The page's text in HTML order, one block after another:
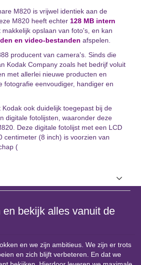
M820 is vrijwel identiek aan de
M820 heeft echter 128 MB intern
makkelijk opslaan van foto's, en kan
en video-bestanden afspelen.
producent van camera's. Sinds die
Kodak Company zoals het bedrijf voluit
met allerlei nieuwe producten en
fotografie eenvoudiger, handiger en
ook duidelijk toegepast bij de
digitale fotolijsten, waaronder deze
Deze digitale fotolijst met een LCD
centimeter (8 inch) is voorzien van
(
bekijk alles vanuit de
en we zijn ambitieus. We zijn er trots
en zich blijft verbeteren. En dat we